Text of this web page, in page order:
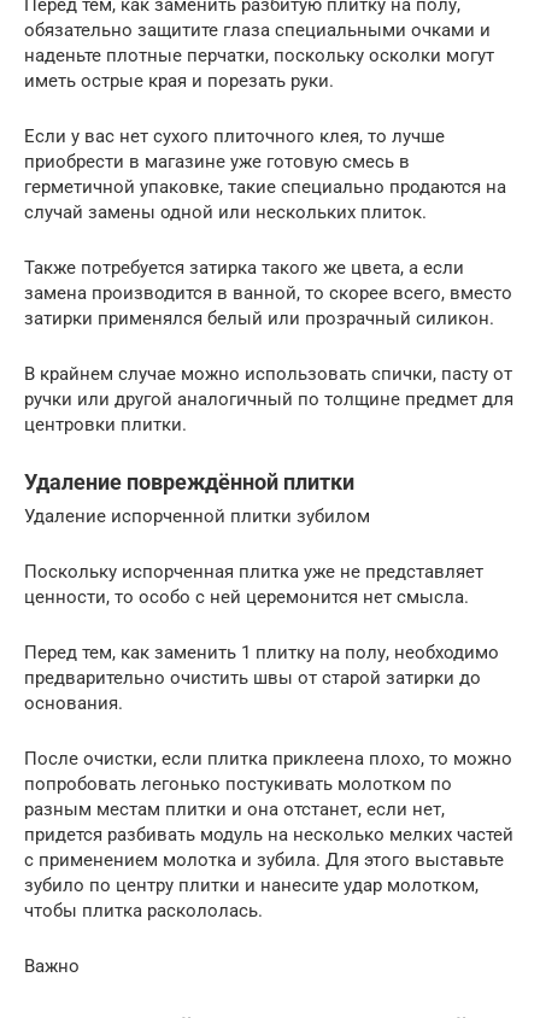
Перед тем, как заменить разбитую плитку на полу,
обязательно защитите глаза специальными очками и
наденьте плотные перчатки, поскольку осколки могут
иметь острые края и порезать руки.
Если у вас нет сухого плиточного клея, то лучше
приобрести в магазине уже готовую смесь в
герметичной упаковке, такие специально продаются на
случай замены одной или нескольких плиток.
Также потребуется затирка такого же цвета, а если
замена производится в ванной, то скорее всего, вместо
затирки применялся белый или прозрачный силикон.
В крайнем случае можно использовать спички, пасту от
ручки или другой аналогичный по толщине предмет для
центровки плитки.
Удаление повреждённой плитки
Удаление испорченной плитки зубилом
Поскольку испорченная плитка уже не представляет
ценности, то особо с ней церемонится нет смысла.
Перед тем, как заменить 1 плитку на полу, необходимо
предварительно очистить швы от старой затирки до
основания.
После очистки, если плитка приклеена плохо, то можно
попробовать легонько постукивать молотком по
разным местам плитки и она отстанет, если нет,
придется разбивать модуль на несколько мелких частей
с применением молотка и зубила. Для этого выставьте
зубило по центру плитки и нанесите удар молотком,
чтобы плитка раскололась.
Важно